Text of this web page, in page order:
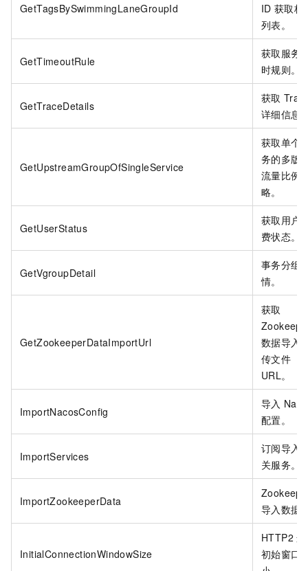
GetTagsBySwimmingLaneGroupId
ID 获取标
列表。
GetTimeoutRule
获取服务
时规则。
GetTraceDetails
获取
详细信息
GetUpstreamGroupOfSingleService
获取单个
务的多版
流量比例
略。
GetUserStatus
获取用户
费状态。
GetVgroupDetail
事务分组
情。
GetZookeeperDataImportUrl
获取
数据导入
传文件
URL。
ImportNacosConfig
导入
配置。
ImportServices
订阅导入
关服务。
ImportZookeeperData
导入数据
InitialConnectionWindowSize
HTTP2
初始窗口